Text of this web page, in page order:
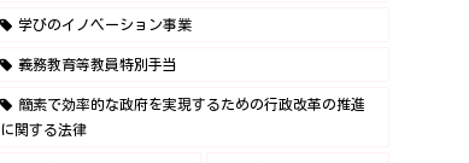
学びのイノベーション事業
義務教育等教員特別手当
簡素で効率的な政府を実現するための行政改革の推進
に関する法律